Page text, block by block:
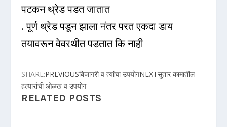
पटकन थ्रेड पडत जातात
. पूर्ण थ्रेड पडून झाला नंतर परत एकदा डाय
तयावरून वेवरथीत पडतात कि नाही
SHARE:PREVIOUSबिजागरी व त्यांचा उपयोगNEXTसुतार कामातील
हत्यारांची ओळख व उपयोग
RELATED POSTS